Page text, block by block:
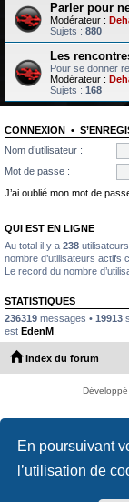
En poursuivant
l’utilisation de
Parler pour
Modérateur :
Sujets : 880
Les
Pour se donner
Modérateur :
Sujets : 168
CONNEXION •
Nom d’utilisateur :
Mot de passe :
J’ai oublié mon mot de
QUI EST EN LIGNE
Au total il y a 238
nombre d’utilisateurs actifs
Le record du nombre
STATISTIQUES
236319 messages • 19913
est EdenM
Index du forum
Les opinions et
L'equipe de ce forum
L'utilisation d'un